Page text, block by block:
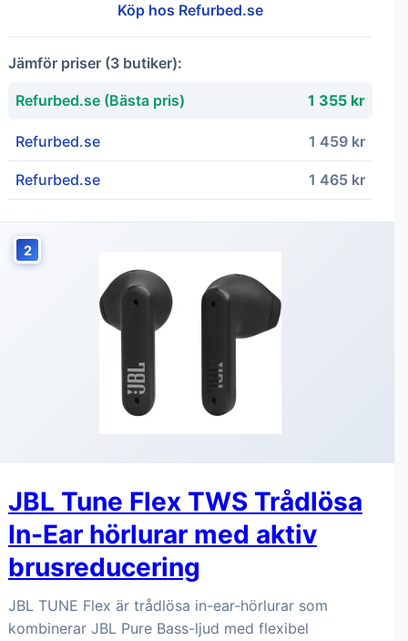
Köp hos Refurbed.se
Jämför priser (3 butiker):
Refurbed.se (Bästa pris) 1 355 kr
Refurbed.se 1 459 kr
Refurbed.se 1 465 kr
2
JBL Tune Flex TWS Trådlösa
In-Ear hörlurar med aktiv
brusreducering
JBL TUNE Flex är trådlösa in-ear-hörlurar som
kombinerar JBL Pure Bass-ljud med flexibel